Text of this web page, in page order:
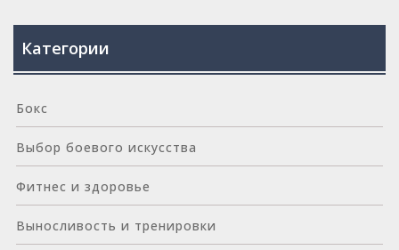
Категории
Бокс
Выбор боевого искусства
Фитнес и здоровье
Выносливость и тренировки